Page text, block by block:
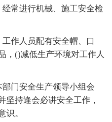
常进行机械、施工安全检
作人员配有安全帽、口
，()减低生产环境对工作人
门安全生产领导小组会
坚持逢会必讲安全工作，
识。